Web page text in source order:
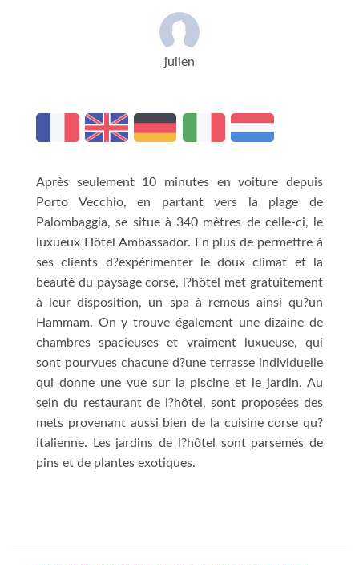
julien
Après seulement 10 minutes en voiture depuis
Porto Vecchio, en partant vers la plage de
Palombaggia, se situe à 340 mètres de celle-ci, le
luxueux Hôtel Ambassador. En plus de permettre à
ses clients d?expérimenter le doux climat et la
beauté du paysage corse, l?hôtel met gratuitement
à leur disposition, un spa à remous ainsi qu?un
Hammam. On y trouve également une dizaine de
chambres spacieuses et vraiment luxueuse, qui
sont pourvues chacune d?une terrasse individuelle
qui donne une vue sur la piscine et le jardin. Au
sein du restaurant de l?hôtel, sont proposées des
mets provenant aussi bien de la cuisine corse qu?
italienne. Les jardins de l?hôtel sont parsemés de
pins et de plantes exotiques.